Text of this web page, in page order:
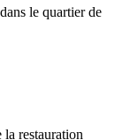
le quartier de
restauration